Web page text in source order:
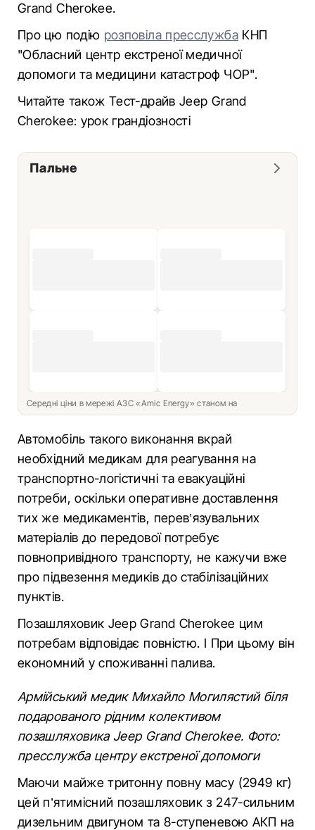
Grand Cherokee.
Про цю подію розповіла пресслужбаКНП
"Обласний центр екстреної медичної
допомоги та медицини катастроф ЧОР".
Читайте також Тест-драйв Jeep Grand
Cherokee: урок грандіозності
Пальне
Середні ціни в мережі АЗС «Amic Energy» станом на
Автомобіль такого виконання вкрай
необхідний медикам для реагування на
транспортно-логістичні та евакуаційні
потреби, оскільки оперативне доставлення
тих же медикаментів, перев’язувальних
матеріалів до передової потребує
повнопривідного транспорту, не кажучи вже
про підвезення медиків до стабілізаційних
пунктів.
Позашляховик Jeep Grand Cherokee цим
потребам відповідає повністю. І При цьому він
економний у споживанні палива.
Армійський медик Михайло Могилястий біля
подарованого рідним колективом
позашляховика Jeep Grand Cherokee. Фото:
пресслужба центру екстреної допомоги
Маючи майже тритонну повну масу (2949 кг)
цей п’ятимісний позашляховик з 247-сильним
дизельним двигуном та 8-ступеневою АКП на